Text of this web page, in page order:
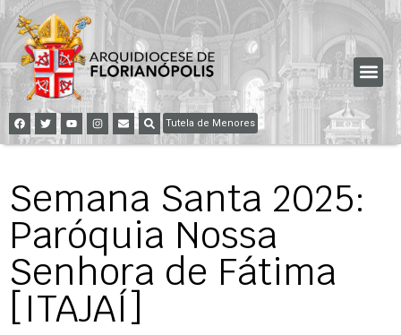
Tutela de Menores
Semana Santa 2025:
Paróquia Nossa
Senhora de Fátima
[ITAJAÍ]